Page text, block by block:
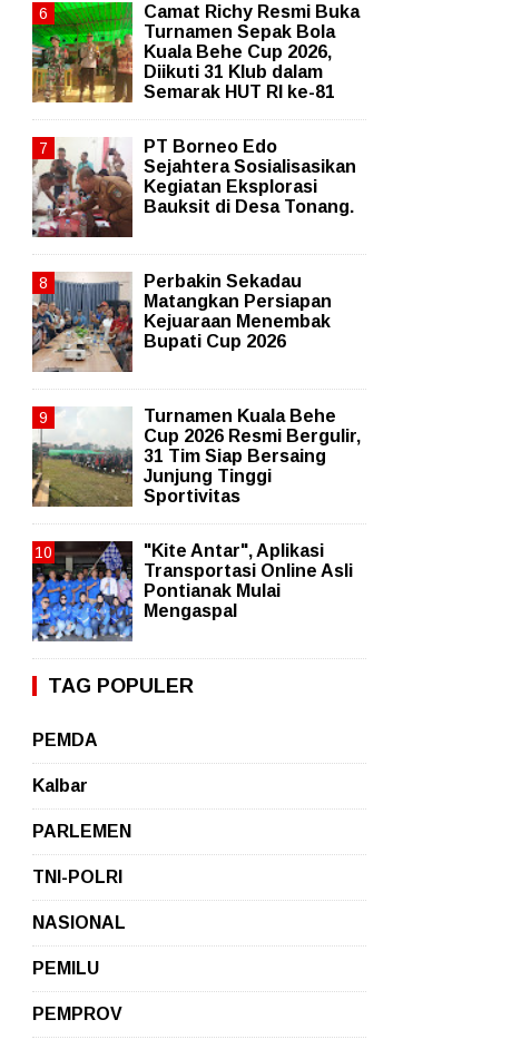
Camat Richy Resmi Buka
Turnamen Sepak Bola
Kuala Behe Cup 2026,
Diikuti 31 Klub dalam
Semarak HUT RI ke-81
PT Borneo Edo
Sejahtera Sosialisasikan
Kegiatan Eksplorasi
Bauksit di Desa Tonang.
Perbakin Sekadau
Matangkan Persiapan
Kejuaraan Menembak
Bupati Cup 2026
Turnamen Kuala Behe
Cup 2026 Resmi Bergulir,
31 Tim Siap Bersaing
Junjung Tinggi
Sportivitas
"Kite Antar", Aplikasi
Transportasi Online Asli
Pontianak Mulai
Mengaspal
TAG POPULER
PEMDA
Kalbar
PARLEMEN
TNI-POLRI
NASIONAL
PEMILU
PEMPROV